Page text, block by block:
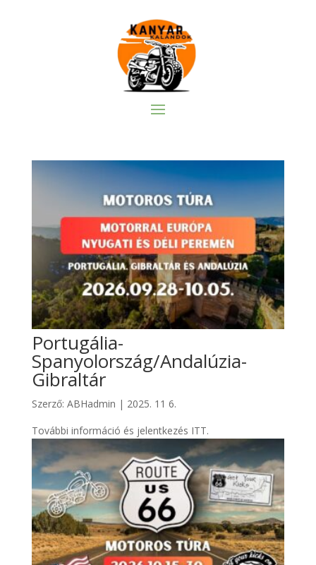
Portugália-
Spanyolország/Andalúzia-
Gibraltár
Szerző: ABHadmin | 2025. 11 6.
További információ és jelentkezés ITT.